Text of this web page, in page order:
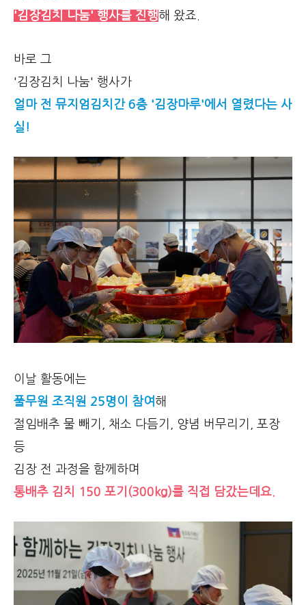
'김장김치 나눔' 행사를 진행해 왔죠.
바로 그
'김장김치 나눔' 행사가
얼마 전 뮤지엄김치간 6층 '김장마루'에서 열렸다는 사
실!
이날 활동에는
풀무원 조직원 25명이 참여 해
절임배추 물 빼기, 채소 다듬기, 양념 버무리기, 포장
등
김장 전 과정을 함께하며
통배추 김치 150 포기(300kg)를 직접 담갔는데요.